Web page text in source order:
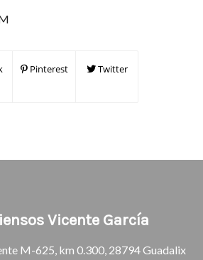
Pinterest Twitter
Vicente García
M-625, km 0.300, 28794 Guadalix